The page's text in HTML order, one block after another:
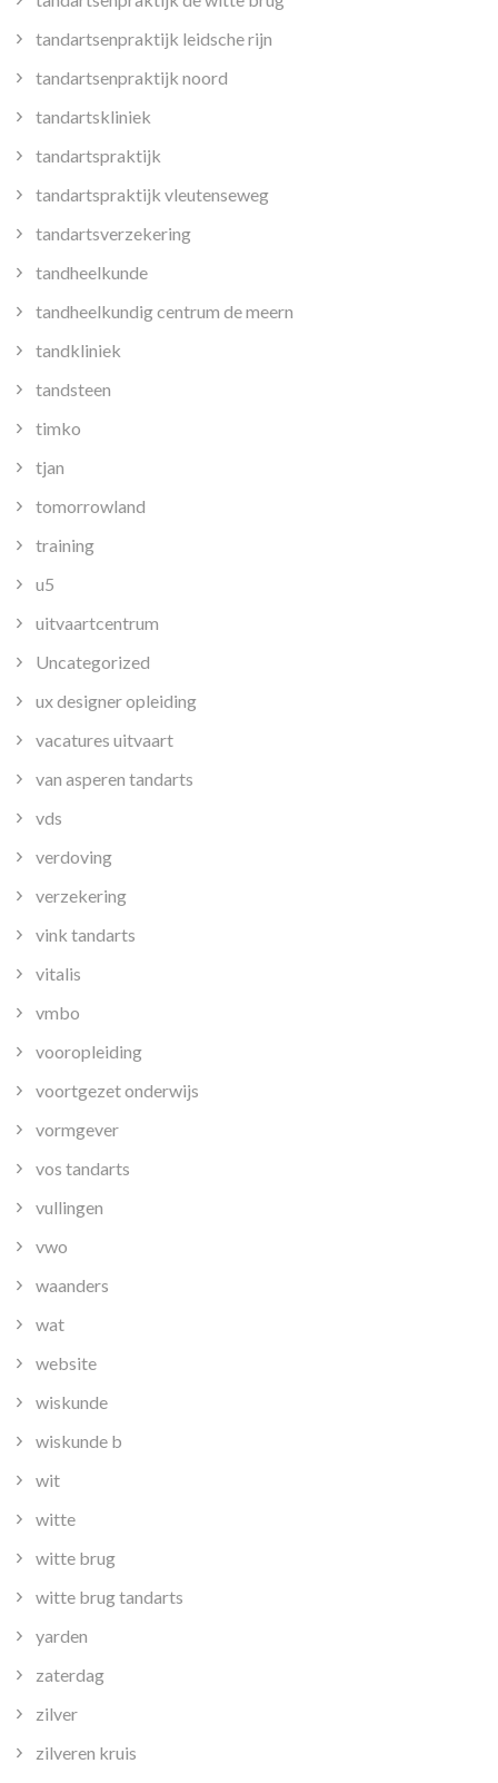
tandartsenpraktijk leidsche rijn
tandartsenpraktijk noord
tandartskliniek
tandartspraktijk
tandartspraktijk vleutenseweg
tandartsverzekering
tandheelkunde
tandheelkundig centrum de meern
tandkliniek
tandsteen
timko
tjan
tomorrowland
training
u5
uitvaartcentrum
Uncategorized
ux designer opleiding
vacatures uitvaart
van asperen tandarts
vds
verdoving
verzekering
vink tandarts
vitalis
vmbo
vooropleiding
voortgezet onderwijs
vormgever
vos tandarts
vullingen
vwo
waanders
wat
website
wiskunde
wiskunde b
wit
witte
witte brug
witte brug tandarts
yarden
zaterdag
zilver
zilveren kruis